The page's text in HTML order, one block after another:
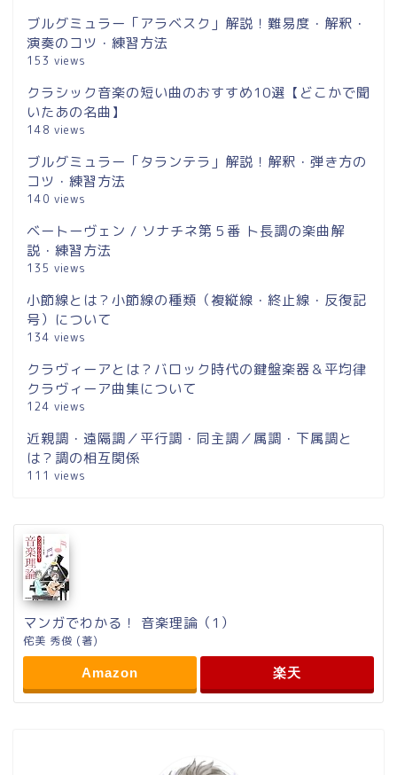
ブルグミュラー「アラベスク」解説！難易度・解釈・
演奏のコツ・練習方法
153 views
クラシック音楽の短い曲のおすすめ10選【どこかで聞
いたあの名曲】
148 views
ブルグミュラー「タランテラ」解説！解釈・弾き方の
コツ・練習方法
140 views
ベートーヴェン / ソナチネ第５番 ト長調の楽曲解
説・練習方法
135 views
小節線とは？小節線の種類（複縦線・終止線・反復記
号）について
134 views
クラヴィーアとは？バロック時代の鍵盤楽器＆平均律
クラヴィーア曲集について
124 views
近親調・遠隔調／平行調・同主調／属調・下属調と
は？調の相互関係
111 views
マンガでわかる！ 音楽理論（1）
侘美 秀俊 (著)
Amazon 楽天